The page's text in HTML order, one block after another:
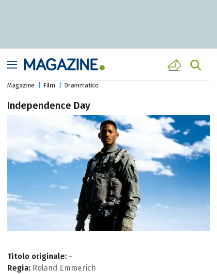
Magazine Film Drammatico
Independence Day
Titolo originale: -
Regia: Roland Emmerich